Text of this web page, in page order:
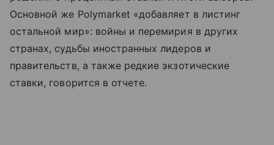
Основной же Polymarket «добавляет в листинг
остальной мир»: войны и перемирия в других
странах, судьбы иностранных лидеров и
правительств, а также редкие экзотические
ставки, говорится в отчете.